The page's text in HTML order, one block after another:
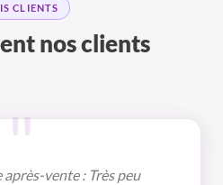
CLIENTS
nos clients
"
après-vente : Très peu